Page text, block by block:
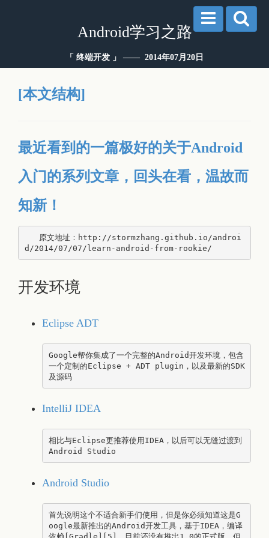
Android学习之路
「 终端开发 」 —— 2014年07月20日
[本文结构]
最近看到的一篇极好的关于Android
入门的系列文章，回头在看，温故而
知新！
开发环境
Eclipse ADT
Google帮你集成了一个完整的Android开发环境，包含
一个定制的Eclipse + ADT plugin，以及最新的SDK
及源码
IntelliJ IDEA
相比与Eclipse更推荐使用IDEA，以后可以无缝过渡到
Android Studio
首先说明这个不适合新手们使用，但是你必须知道这是G
oogle最新推出的Android开发工具，基于IDEA，编译
依赖[Gradle][5]，目前还没有推出1.0的正式版，但